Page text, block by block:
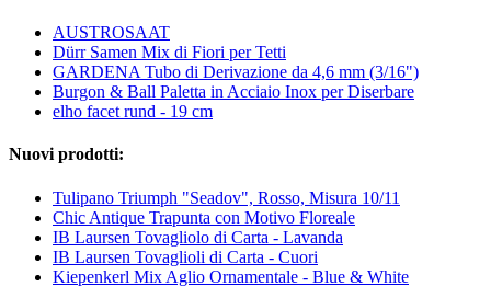
AUSTROSAAT
Dürr Samen Mix di Fiori per Tetti
GARDENA Tubo di Derivazione da 4,6 mm (3/16")
Burgon & Ball Paletta in Acciaio Inox per Diserbare
elho facet rund - 19 cm
Nuovi prodotti:
Tulipano Triumph "Seadov", Rosso, Misura 10/11
Chic Antique Trapunta con Motivo Floreale
IB Laursen Tovagliolo di Carta - Lavanda
IB Laursen Tovaglioli di Carta - Cuori
Kiepenkerl Mix Aglio Ornamentale - Blue & White